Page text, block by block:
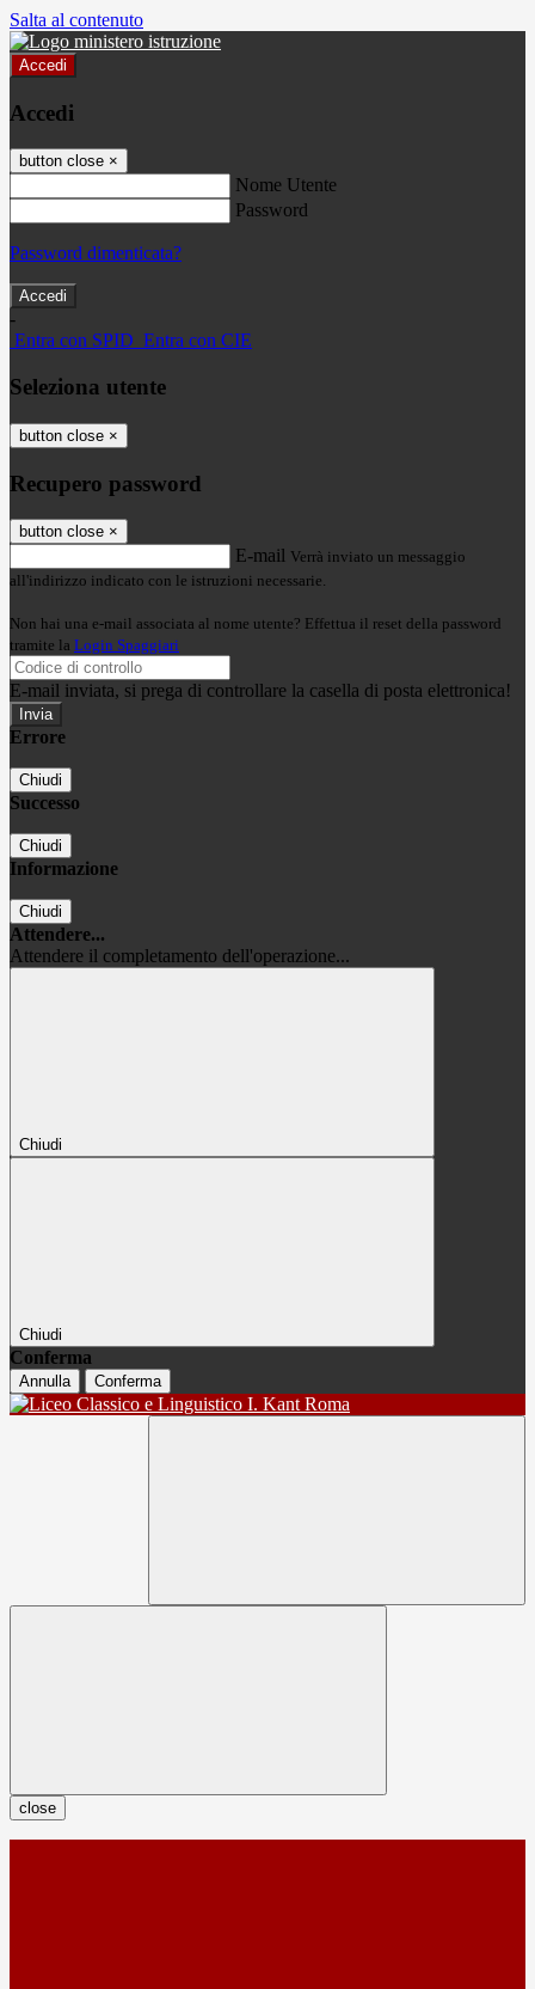
Salta al contenuto
Accedi
Accedi
button close ×
Nome Utente
Password
Password dimenticata?
-
Entra con SPID Entra con CIE
Seleziona utente
button close ×
Recupero password
button close ×
E-mail Verrà inviato un messaggio
all'indirizzo indicato con le istruzioni necessarie.
Non hai una e-mail associata al nome utente? Effettua il reset della password
tramite la Login Spaggiari
E-mail inviata, si prega di controllare la casella di posta elettronica!
Errore
Chiudi
Successo
Chiudi
Informazione
Chiudi
Attendere...
Attendere il completamento dell'operazione...
Chiudi
Chiudi
Conferma
Annulla Conferma
close